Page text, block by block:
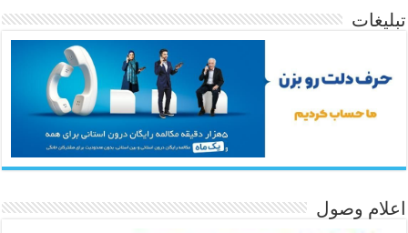
تبلیغات
اعلام وصول